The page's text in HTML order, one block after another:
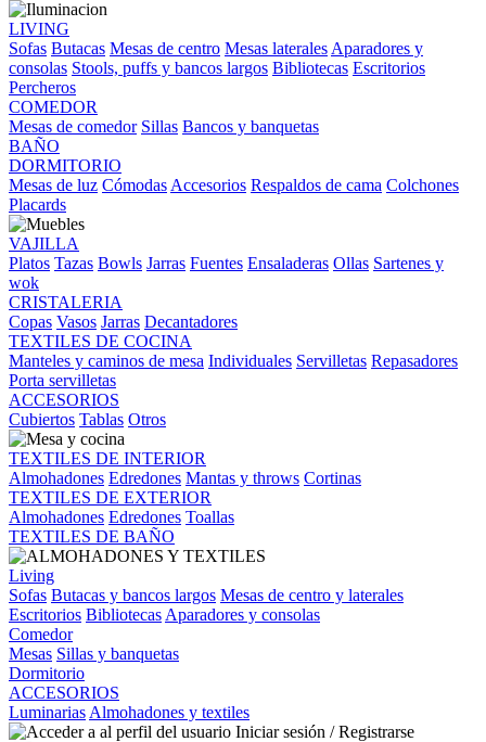
LIVING
Sofas Butacas Mesas de centro Mesas laterales Aparadores y
consolas Stools, puffs y bancos largos Bibliotecas Escritorios
Percheros
COMEDOR
Mesas de comedor Sillas Bancos y banquetas
BAÑO
DORMITORIO
Mesas de luz Cómodas Accesorios Respaldos de cama Colchones
Placards
VAJILLA
Platos Tazas Bowls Jarras Fuentes Ensaladeras Ollas Sartenes y
wok
CRISTALERIA
Copas Vasos Jarras Decantadores
TEXTILES DE COCINA
Manteles y caminos de mesa Individuales Servilletas Repasadores
Porta servilletas
ACCESORIOS
Cubiertos Tablas Otros
TEXTILES DE INTERIOR
Almohadones Edredones Mantas y throws Cortinas
TEXTILES DE EXTERIOR
Almohadones Edredones Toallas
TEXTILES DE BAÑO
Living
Sofas Butacas y bancos largos Mesas de centro y laterales
Escritorios Bibliotecas Aparadores y consolas
Comedor
Mesas Sillas y banquetas
Dormitorio
ACCESORIOS
Luminarias Almohadones y textiles
Iniciar sesión / Registrarse